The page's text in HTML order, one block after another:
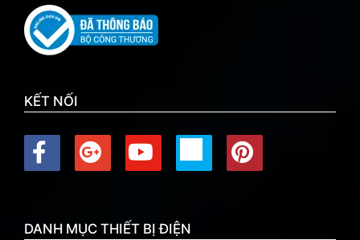
KẾT NỐI
DANH MỤC THIẾT BỊ ĐIỆN